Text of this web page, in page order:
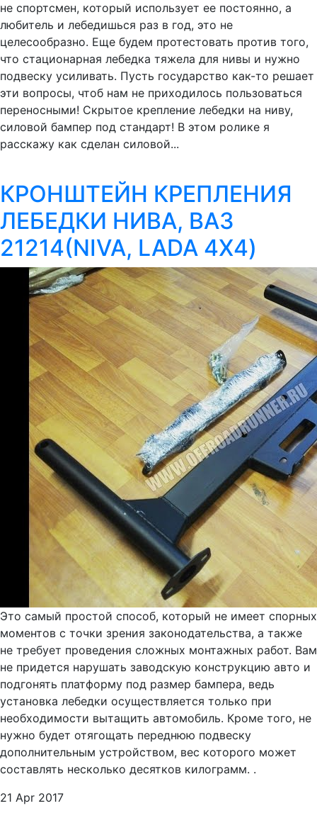
не спортсмен, который использует ее постоянно, а
любитель и лебедишься раз в год, это не
целесообразно. Еще будем протестовать против того,
что стационарная лебедка тяжела для нивы и нужно
подвеску усиливать. Пусть государство как-то решает
эти вопросы, чтоб нам не приходилось пользоваться
переносными! Скрытое крепление лебедки на ниву,
силовой бампер под стандарт! В этом ролике я
расскажу как сделан силовой...
КРОНШТЕЙН КРЕПЛЕНИЯ
ЛЕБЕДКИ НИВА, ВАЗ
21214(NIVA, LADA 4X4)
Это самый простой способ, который не имеет спорных
моментов с точки зрения законодательства, а также
не требует проведения сложных монтажных работ. Вам
не придется нарушать заводскую конструкцию авто и
подгонять платформу под размер бампера, ведь
установка лебедки осуществляется только при
необходимости вытащить автомобиль. Кроме того, не
нужно будет отягощать переднюю подвеску
дополнительным устройством, вес которого может
составлять несколько десятков килограмм. .
21 Apr 2017